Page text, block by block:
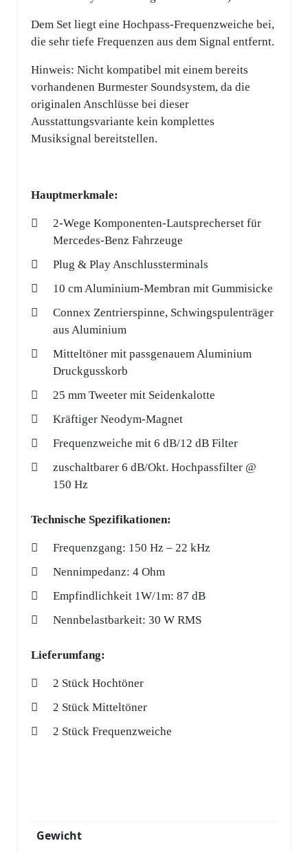
Dem Set liegt eine Hochpass-Frequenzweiche bei,
die sehr tiefe Frequenzen aus dem Signal entfernt.
Hinweis: Nicht kompatibel mit einem bereits
vorhandenen Burmester Soundsystem, da die
originalen Anschlüsse bei dieser
Ausstattungsvariante kein komplettes
Musiksignal bereitstellen.
Hauptmerkmale:
2-Wege Komponenten-Lautsprecherset für
Mercedes-Benz Fahrzeuge
Plug & Play Anschlussterminals
10 cm Aluminium-Membran mit Gummisicke
Connex Zentrierspinne, Schwingspulenträger
aus Aluminium
Mitteltöner mit passgenauem Aluminium
Druckgusskorb
25 mm Tweeter mit Seidenkalotte
Kräftiger Neodym-Magnet
Frequenzweiche mit 6 dB/12 dB Filter
zuschaltbarer 6 dB/Okt. Hochpassfilter @
150 Hz
Technische Spezifikationen:
Frequenzgang: 150 Hz – 22 kHz
Nennimpedanz: 4 Ohm
Empfindlichkeit 1W/1m: 87 dB
Nennbelastbarkeit: 30 W RMS
Lieferumfang:
2 Stück Hochtöner
2 Stück Mitteltöner
2 Stück Frequenzweiche
Gewicht